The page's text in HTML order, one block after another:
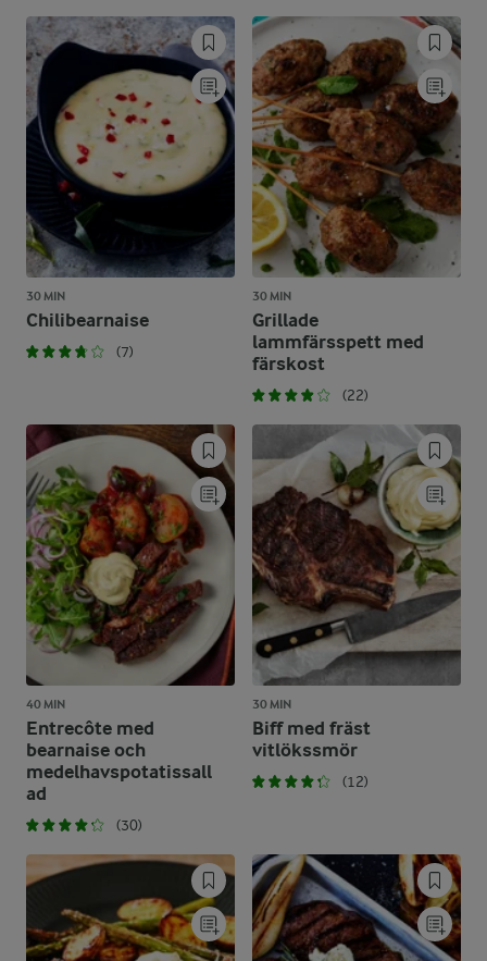
30 MIN
Chilibearnaise
(7)
30 MIN
Grillade
lammfärsspett med
färskost
(22)
40 MIN
Entrecôte med
bearnaise och
medelhavspotatissall
ad
(30)
30 MIN
Biff med fräst
vitlökssmör
(12)